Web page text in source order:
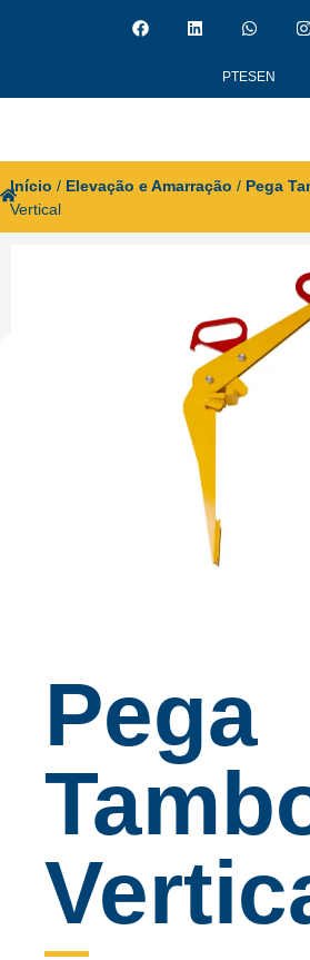
PTESEN
Início / Elevação e Amarração / Pega
Vertical
Pega